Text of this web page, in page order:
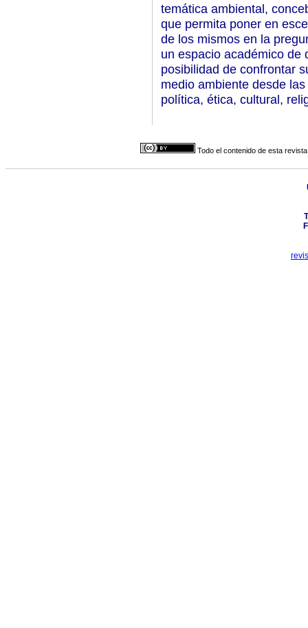
temática ambiental,
que permita poner en
de los mismos en la
un espacio académico de
posibilidad de confrontar
medio ambiente desde
política, ética, cultural,
Todo el contenido de esta